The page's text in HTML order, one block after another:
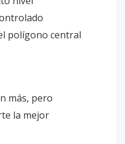
polígono central
más, pero
la mejor